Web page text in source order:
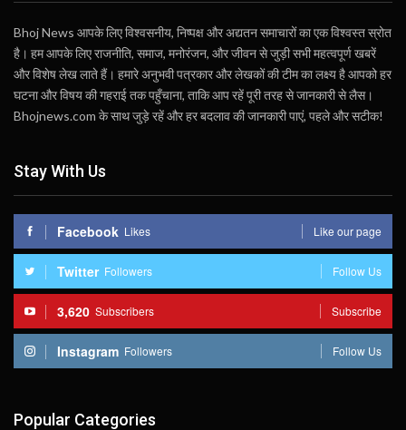
Bhoj News आपके लिए विश्वसनीय, निष्पक्ष और अद्यतन समाचारों का एक विश्वस्त स्रोत
है। हम आपके लिए राजनीति, समाज, मनोरंजन, और जीवन से जुड़ी सभी महत्वपूर्ण खबरें
और विशेष लेख लाते हैं। हमारे अनुभवी पत्रकार और लेखकों की टीम का लक्ष्य है आपको हर
घटना और विषय की गहराई तक पहुँचाना, ताकि आप रहें पूरी तरह से जानकारी से लैस।
Bhojnews.com के साथ जुड़े रहें और हर बदलाव की जानकारी पाएं, पहले और सटीक!
Stay With Us
Facebook Likes Like our page
Twitter Followers Follow Us
3,620 Subscribers Subscribe
Instagram Followers Follow Us
Popular Categories